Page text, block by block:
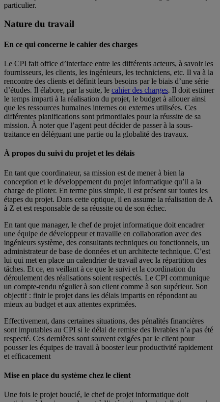
particulier.
Nature du travail
En ce qui concerne le cahier des charges
Le CPI fait office d’interface entre les différents acteurs, à savoir les
fournisseurs, les clients, les ingénieurs, les techniciens, etc. Il va à la
rencontre des clients et définit leurs besoins par le biais d’une série
d’études. Il élabore, par la suite, le cahier des charges. Il doit estimer
le temps imparti à la réalisation du projet, le budget à allouer ainsi
que les ressources humaines internes ou externes utilisées. Ces
différentes planifications sont primordiales pour la réussite de sa
mission. À noter que l’agent peut décider de passer à la sous-
traitance en déléguant une partie ou la globalité des travaux.
À propos du suivi du projet et les délais
En tant que coordinateur, sa mission est de mener à bien la
conception et le développement du projet informatique qu’il a la
charge de piloter. En terme plus simple, il est présent sur toutes les
étapes du projet. Dans cette optique, il en assume la réalisation de A
à Z et est responsable de sa réussite ou de son échec.
En tant que manager, le chef de projet informatique doit encadrer
une équipe de développeur et travaille en collaboration avec des
ingénieurs système, des consultants techniques ou fonctionnels, un
administrateur de base de données et un architecte technique. C’est
lui qui met en place un calendrier de travail avec la répartition des
tâches. Et ce, en veillant à ce que le suivi et la coordination du
déroulement des réalisations soient respectés. Le CPI communique
un compte-rendu régulier à son client comme à son supérieur. Son
objectif : finir le projet dans les délais impartis en répondant au
mieux au budget et aux attentes exprimées.
Effectivement, dans certaines situations, des pénalités financières
sont imputables au CPI si le délai de remise des livrables n’a pas été
respecté. Ces dernières sont souvent exigées par le client pour
pousser les équipes de travail à booster leur productivité rapidement
et efficacement
Mise en place du système chez le client
Une fois le projet bouclé, le chef de projet informatique doit